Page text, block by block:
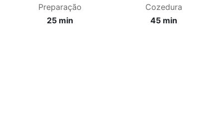
Preparação
25 min
Cozedura
45 min